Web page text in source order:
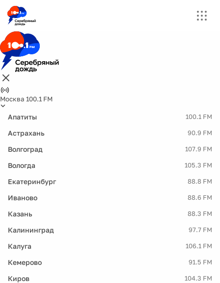
Москва 100.1 FM
Апатиты 100.1 FM
Астрахань 90.9 FM
Волгоград 107.9 FM
Вологда 105.3 FM
Екатеринбург 88.8 FM
Иваново 88.6 FM
Казань 88.3 FM
Калининград 97.7 FM
Калуга 106.1 FM
Кемерово 91.5 FM
Киров 104.3 FM